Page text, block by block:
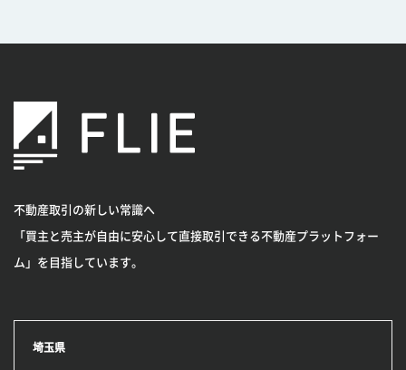
不動産取引の新しい常識へ
「買主と売主が自由に安心して直接取引できる不動産プラットフォー
ム」を目指しています。
埼玉県